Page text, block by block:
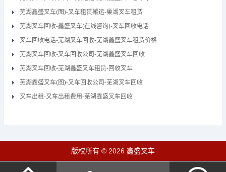
芜湖鑫盛叉车(图)-叉车租赁搬运-巢湖叉车租赁
芜湖叉车回收-鑫盛叉车(在线咨询)-叉车回收电话
叉车回收电话-芜湖叉车回收-芜湖鑫盛叉车租赁价格
芜湖叉车回收-叉车回收公司-芜湖鑫盛叉车回收
芜湖叉车回收-芜湖鑫盛叉车租赁-回收叉车
芜湖鑫盛叉车(图)-叉车回收公司-芜湖叉车回收
叉车出租-叉车出租费用-芜湖鑫盛叉车回收
版权所有 © 2026 鑫盛叉车